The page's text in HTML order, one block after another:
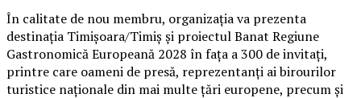
În calitate de nou membru, organizația va prezenta
destinația Timișoara/Timiș și proiectul Banat Regiune
Gastronomică Europeană 2028 în fața a 300 de invitați,
printre care oameni de presă, reprezentanți ai birourilor
turistice naționale din mai multe țări europene, precum și